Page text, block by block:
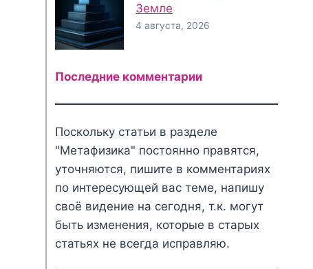
Земле
4 августа, 2026
Последние комментарии
Поскольку статьи в разделе
"Метафизика" постоянно правятся,
уточняются, пишите в комментариях
по интересующей вас теме, напишу
своё видение на сегодня, т.к. могут
быть изменения, которые в старых
статьях не всегда исправляю.